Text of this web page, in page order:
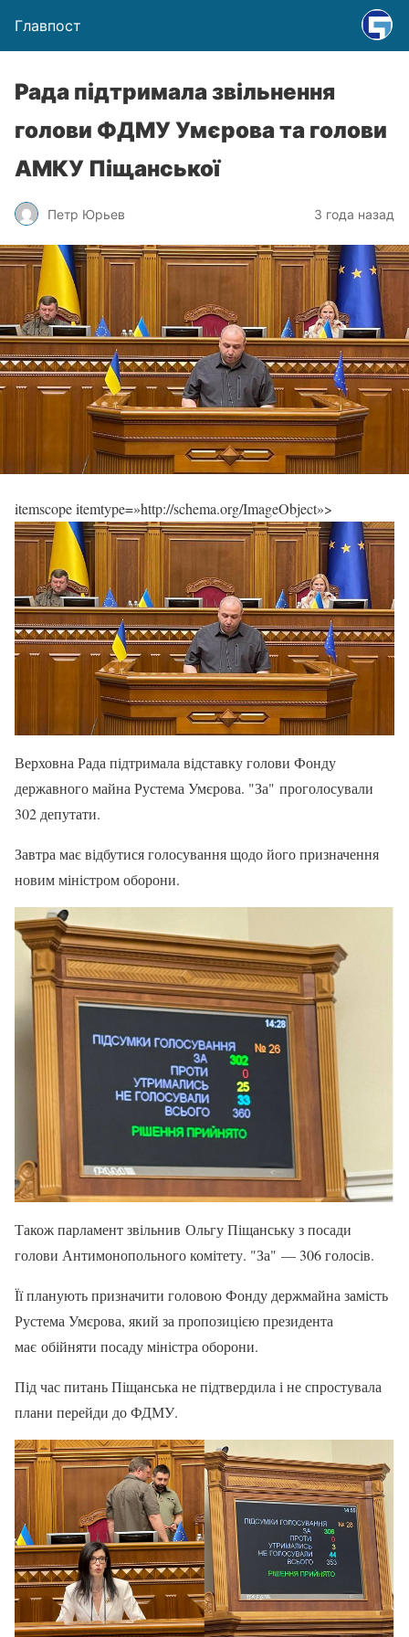
Главпост
Рада підтримала звільнення
голови ФДМУ Умєрова та голови
АМКУ Піщанської
Петр Юрьев 3 года назад
itemscope itemtype=»http://schema.org/ImageObject»>
Верховна Рада підтримала відставку голови Фонду
державного майна Рустема Умєрова. "За" проголосували
302 депутати.
Завтра має відбутися голосування щодо його призначення
новим міністром оборони.
Також парламент звільнив Ольгу Піщанську з посади
голови Антимонопольного комітету. "За" — 306 голосів.
Її планують призначити головою Фонду держмайна замість
Рустема Умєрова, який за пропозицією президента
має обійняти посаду міністра оборони.
Під час питань Піщанська не підтвердила і не спростувала
плани перейди до ФДМУ.